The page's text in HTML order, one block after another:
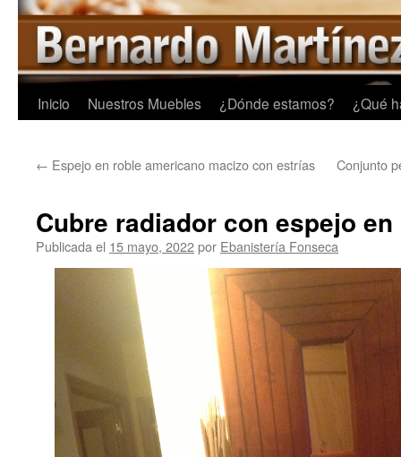
Inicio Nuestros Muebles ¿Dónde estamos? ¿Qué
← Espejo en roble americano macizo con estrías Conjunto
Cubre radiador con espejo
Publicada el 15 mayo, 2022por Ebanistería Fonseca